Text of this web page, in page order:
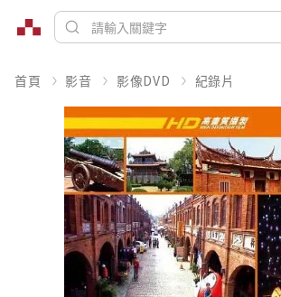
首頁 影音 影像DVD 紀錄片